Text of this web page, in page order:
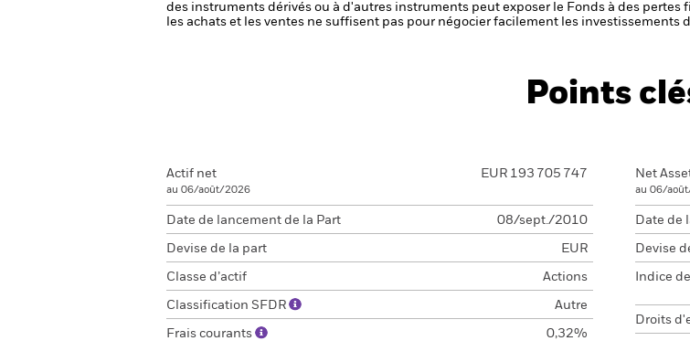
des instruments dérivés ou à d'autres instruments peut exposer le Fonds à des pertes
les achats et les ventes ne suffisent pas pour négocier facilement les investissements
Points
Actif net
au 06/août/2026
EUR 193 705 747
Date de lancement de la Part 08/sept./2010
Devise de la part EUR
Classe d’actif Actions
Classification SFDR Autre
Frais courants 0,32%
Net
au 06/
Date de
Devise
Indice
Droits